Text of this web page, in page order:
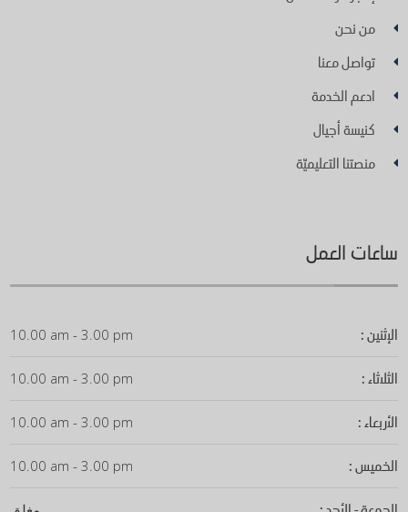
من نحن
تواصل معنا
ادعم الخدمة
كنيسة أجيال
منصتنا التعليميّة
ساعات العمل
الإثنين : 10.00 am - 3.00 pm
الثلاثاء : 10.00 am - 3.00 pm
الأربعاء : 10.00 am - 3.00 pm
الخميس : 10.00 am - 3.00 pm